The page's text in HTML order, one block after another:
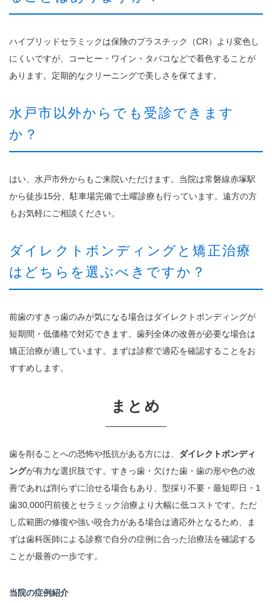
ハイブリッドセラミックは保険のプラスチック（CR）より変色し
にくいですが、コーヒー・ワイン・タバコなどで着色することが
あります。定期的なクリーニングで美しさを保てます。
水戸市以外からでも受診できます
か？
はい、水戸市外からもご来院いただけます。当院は常磐線赤塚駅
から徒歩15分、駐車場完備で土曜診療も行っています。遠方の方
もお気軽にご相談ください。
ダイレクトボンディングと矯正治療
はどちらを選ぶべきですか？
前歯のすきっ歯のみが気になる場合はダイレクトボンディングが
短期間・低価格で対応できます。歯列全体の改善が必要な場合は
矯正治療が適しています。まずは診察で適応を確認することをお
すすめします。
まとめ
歯を削ることへの恐怖や抵抗がある方には、 ダイレクトボンディ
ングが有力な選択肢です。すきっ歯・欠けた歯・歯の形や色の改
善であれば削らずに治せる場合もあり、型採り不要・最短即日・1
歯30,000円前後とセラミック治療より大幅に低コストです。ただ
し広範囲の修復や強い咬合力がある場合は適応外となるため、ま
ずは歯科医師による診察で自分の症例に合った治療法を確認する
ことが最善の一歩です。
当院の症例紹介